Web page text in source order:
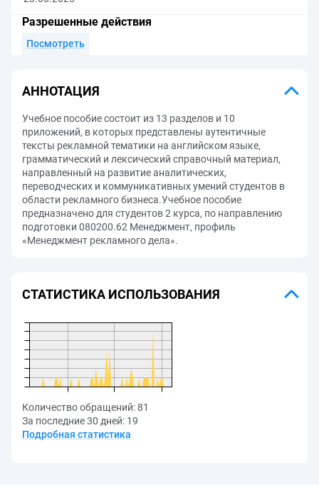
Разрешенные действия
Посмотреть
АННОТАЦИЯ
Учебное пособие состоит из 13 разделов и 10
приложений, в которых представлены аутентичные
тексты рекламной тематики на английском языке,
грамматический и лексический справочный материал,
направленный на развитие аналитических,
переводческих и коммуникативных умений студентов в
области рекламного бизнеса.Учебное пособие
предназначено для студентов 2 курса, по направлению
подготовки 080200.62 Менеджмент, профиль
«Менеджмент рекламного дела».
СТАТИСТИКА ИСПОЛЬЗОВАНИЯ
Количество обращений:81
За последние 30 дней: 19
Подробная статистика